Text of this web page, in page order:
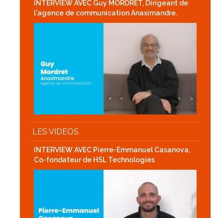
INTERVIEW AVEC Guy MORDRET, Dirigeant de
l'agence de communication Anaximandre.
LES VIDEOS
INTERVIEW AVEC Pierre-Emmanuel Casanova,
Co-fondateur de HSL Technologies